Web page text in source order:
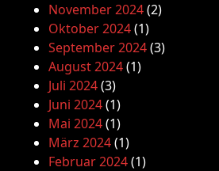
November 2024(2)
Oktober 2024(1)
September 2024(3)
August 2024(1)
Juli 2024(3)
Juni 2024(1)
Mai 2024(1)
März 2024(1)
Februar 2024(1)